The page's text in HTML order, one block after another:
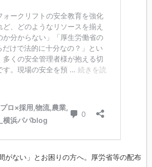
がない」とお困りの方へ。厚労省等の配布